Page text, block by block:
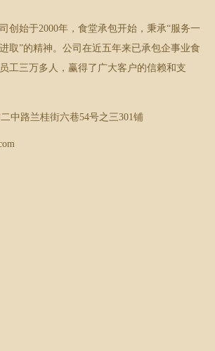
创始于2000年，食堂承包开始，秉承“服务一
取”的精神。公司在近五年来已承包企事业食
工三万多人，赢得了广大客户的信赖和支
中路兰桂街六巷54号之三301铺